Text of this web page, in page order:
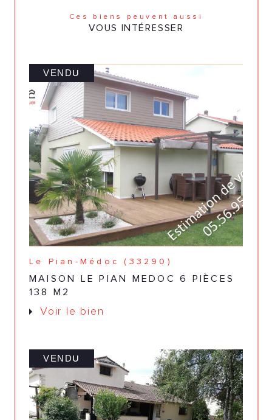
Ces biens peuvent aussi
VOUS INTÉRESSER
VENDU
Le Pian-Médoc (33290)
MAISON LE PIAN MEDOC 6 PIÈCES
138 M2
Voir le bien
VENDU